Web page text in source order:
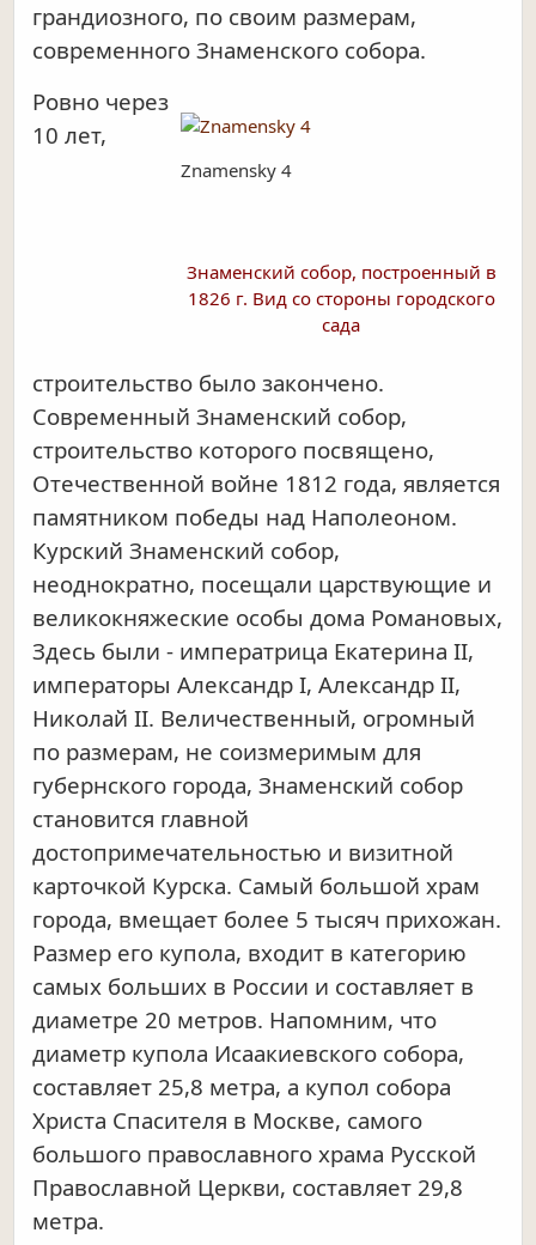
грандиозного, по своим размерам,
современного Знаменского собора.
Znamensky 4
Знаменский собор, построенный в
1826 г. Вид со стороны городского
сада
Ровно через
10 лет,
строительство было закончено.
Современный Знаменский собор,
строительство которого посвящено,
Отечественной войне 1812 года, является
памятником победы над Наполеоном.
Курский Знаменский собор,
неоднократно, посещали царствующие и
великокняжеские особы дома Романовых,
Здесь были - императрица Екатерина II,
императоры Александр I, Александр II,
Николай II. Величественный, огромный
по размерам, не соизмеримым для
губернского города, Знаменский собор
становится главной
достопримечательностью и визитной
карточкой Курска. Самый большой храм
города, вмещает более 5 тысяч прихожан.
Размер его купола, входит в категорию
самых больших в России и составляет в
диаметре 20 метров. Напомним, что
диаметр купола Исаакиевского собора,
составляет 25,8 метра, а купол собора
Христа Спасителя в Москве, самого
большого православного храма Русской
Православной Церкви, составляет 29,8
метра.